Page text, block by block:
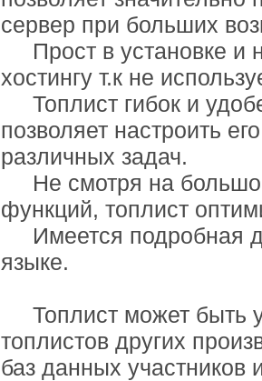
сервер при больших
Прост в установке и
хостингу т.к не
Топлист гибок и
позволяет настроить
различных задач.
Не смотря на
функций, топлист
Имеется подробная
языке.
Топлист может быть
топлистов других
баз данных участников